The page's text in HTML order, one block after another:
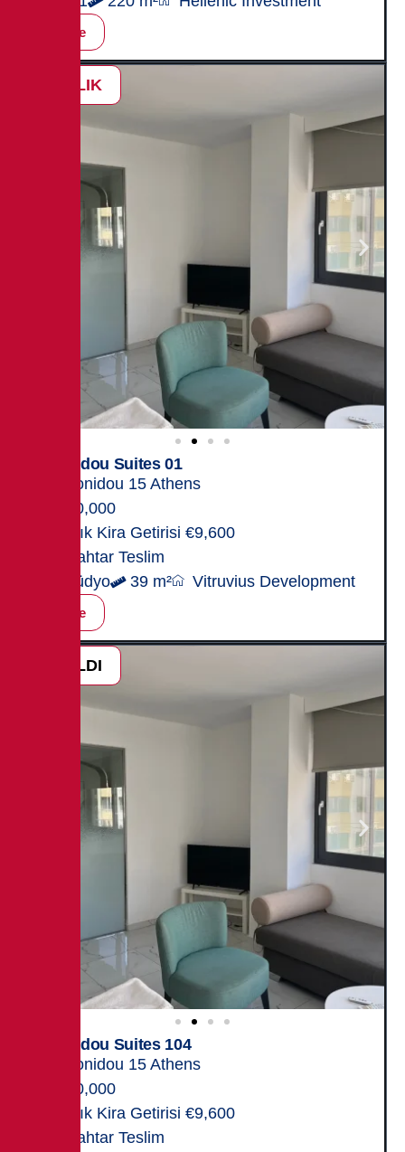
İncele
Leonidou Suites 01
Leonidou 15 Athens
250,000
Yıllık Kira Getirisi €9,600
Anahtar Teslim
SATILIK
Stüdyo 39 m² Vitruvius Development
İncele
Leonidou Suites 104
Leonidou 15 Athens
240,000
Yıllık Kira Getirisi €9,600
Anahtar Teslim
SATILDI